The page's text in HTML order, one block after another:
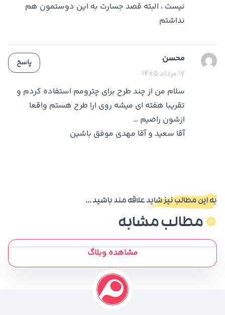
نیست ، البته قصد جسارت به این دوستمون هم
نداشتم
محسن
17 مرداد 1405
سلام من از چند طرح برای چترومم استفاده کردم و
تقریبا هفته ای میشه روی ارا طرح هستم واقعا
ازشون راضیم …
آقا سعید و آقا مهدی موفق باشین
پاسخ
به این مطالب نیز شاید علاقه مند باشید ...
مطالب مشابه
مشاهده وبلاگ